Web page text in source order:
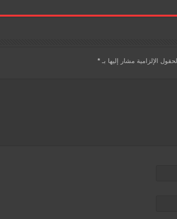
الحقول الإلزامية مشار إليها بـ*